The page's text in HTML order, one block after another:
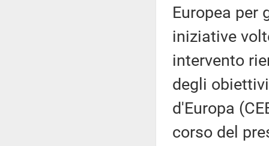
Europea per
iniziative
intervento
degli
d'Europa
corso del